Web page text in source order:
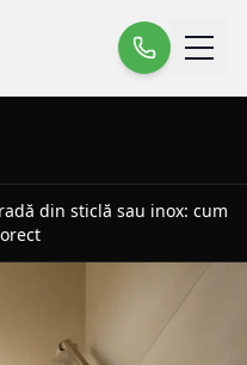
din sticlă sau inox: cum